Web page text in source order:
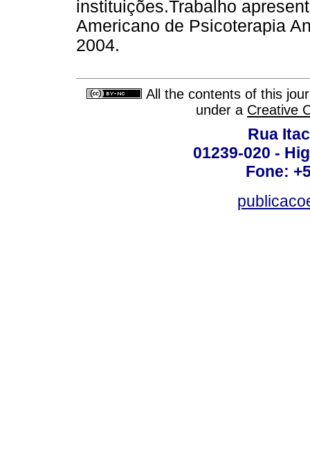
instituições.Trabalho
Americano de Psicoterapia
2004.
All the contents of this
under a Creative
Rua
01239-020 -
Fone: